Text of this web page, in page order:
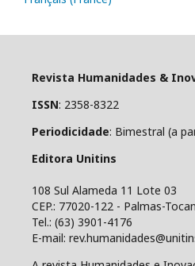
Revista Humanidades &
ISSN: 2358-8322
Periodicidade: Bimestral (a
Editora Unitins
108 Sul Alameda 11 Lote 03
CEP.: 77020-122 - Palmas-
Tel.: (63) 3901-4176
E-mail: